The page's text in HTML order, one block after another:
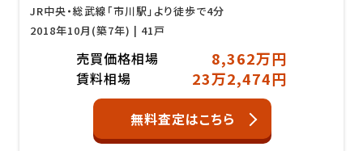
JR中央・総武線「市川駅」より徒歩で4分
2018年10月(築7年) | 41戸
売買価格相場 8,362万円
賃料相場 23万2,474円
無料査定はこちら